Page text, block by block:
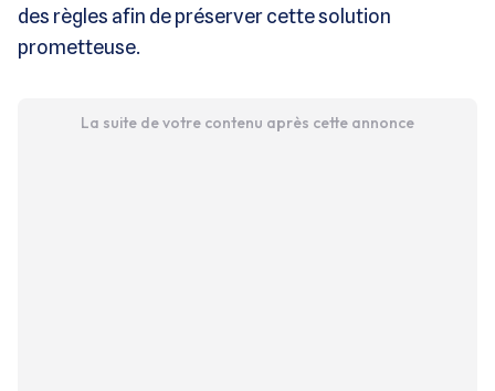
des règles afin de préserver cette solution
prometteuse​.
La suite de votre contenu après cette annonce